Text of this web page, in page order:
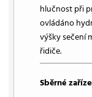
hlučnost při
ovládáno
výšky sečení
řidiče.
Sběrné